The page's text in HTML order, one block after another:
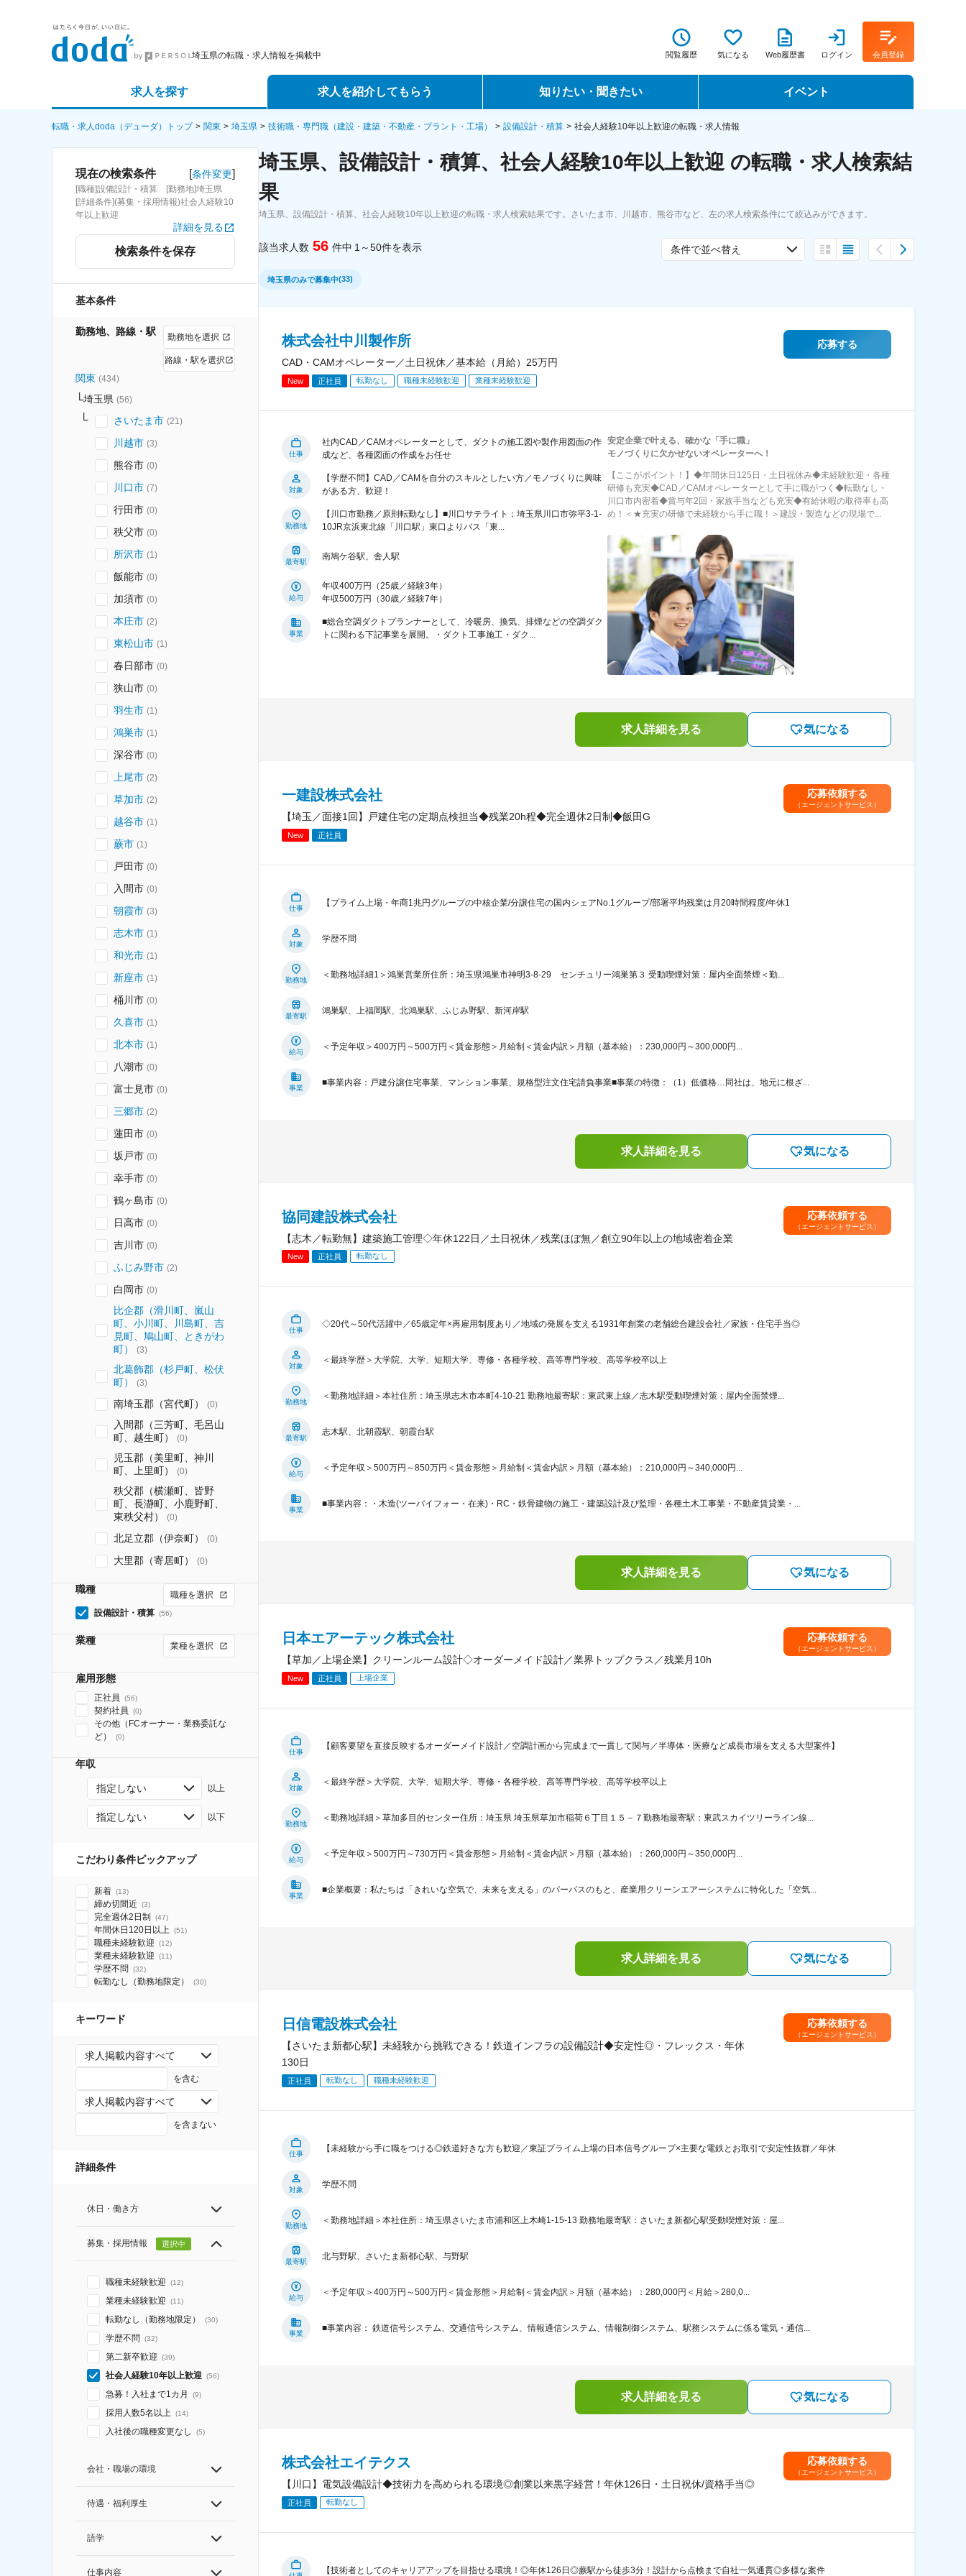
埼玉県の転職・求人情報を掲載中 閲覧履歴 気になる Web履歴書 ログイン 会員登録
求人を探す
詳細条件から探す
求人特集から探す
求人を紹介してもらう
エージェントサービス
スカウトサービス
知りたい・聞きたい
転職ノウハウ
データで見る転職
イベント
転職イベント・転職セミナー
転職フェア
転職・求人doda（デューダ）トップ 関東 埼玉県 技術職・専門職（建設・建築・不動産・プラント・工場） 設備設計・積算 社会人経験10年以上歓迎の転職・求人情報
現在の検索条件 [条件変更]
[職種]設備設計・積算 [勤務地]埼玉県
[詳細条件](募集・採用情報)社会人経験10
年以上歓迎
詳細を見る
検索条件を保存
基本条件
勤務地、路線・駅 勤務地を選択
路線・駅を選択
関東 (434)
埼玉県 (56)
さいたま市 (21 )
川越市 (3)
熊谷市 (0)
川口市 (7)
行田市 (0)
秩父市 (0)
所沢市 (1 )
飯能市 (0)
加須市 (0)
本庄市 (2)
東松山市 (1 )
春日部市 (0)
狭山市 (0)
羽生市 (1 )
鴻巣市 (1 )
深谷市 (0)
上尾市 (2)
草加市 (2)
越谷市 (1 )
蕨市 (1 )
戸田市 (0)
入間市 (0)
朝霞市 (3)
志木市 (1 )
和光市 (1 )
新座市 (1 )
桶川市 (0)
久喜市 (1 )
北本市 (1 )
八潮市 (0)
富士見市 (0)
三郷市 (2)
蓮田市 (0)
坂戸市 (0)
幸手市 (0)
鶴ヶ島市 (0)
日高市 (0)
吉川市 (0)
ふじみ野市 (2)
白岡市 (0)
比企郡（滑川町、嵐山
町、小川町、川島町、吉
見町、鳩山町、ときがわ
町）
(3)
北葛飾郡（杉戸町、松伏
町）
(3)
南埼玉郡（宮代町） (0)
入間郡（三芳町、毛呂山
町、越生町）
(0)
児玉郡（美里町、神川
町、上里町）
(0)
秩父郡（横瀬町、皆野
町、長瀞町、小鹿野町、
東秩父村）
(0)
北足立郡（伊奈町） (0)
大里郡（寄居町） (0)
職種
職種を選択
設備設計・積算 (56)
業種 業種を選択
雇用形態
正社員 (56)
契約社員 (0)
その他（FCオーナー・業務委託な
ど）
(0)
年収
指定しない 以上
指定しない 以下
こだわり条件ピックアップ
新着 (13)
締め切間近 (3)
完全週休2日制 (47)
年間休日120日以上 (51)
職種未経験歓迎 (12)
業種未経験歓迎 (11)
学歴不問 (32)
転勤なし（勤務地限定） (30)
キーワード
求人掲載内容すべて
を含む
求人掲載内容すべて
を含まない
詳細条件
休日・働き方
募集・採用情報 選択中
職種未経験歓迎 (12)
業種未経験歓迎 (11)
転勤なし（勤務地限定） (30)
学歴不問 (32)
第二新卒歓迎 (39)
社会人経験10年以上歓迎 (56)
急募！入社まで1カ月 (9)
採用人数5名以上 (14)
入社後の職種変更なし (5)
会社・職場の環境
待遇・福利厚生
語学
仕事内容
埼玉県、設備設計・積算、社会人経験10年以上歓迎 の転職・求人検索結
果
埼玉県、設備設計・積算、社会人経験10年以上歓迎の転職・求人検索結果です。さいたま市、川越市、熊谷市など、左の求人検索条件にて絞込みができます。
該当求人数 56 件中 1～50件を表示 条件で並べ替え
埼玉県のみで募集中(33)
株式会社中川製作所
CAD・CAMオペレーター／土日祝休／基本給（月給）25万円
New 正社員 転勤なし 職種未経験歓迎 業種未経験歓迎
応募する
仕事
社内CAD／CAMオペレーターとして、ダクトの施工図や製作用図面の作
成など、各種図面の作成をお任せ
対象
【学歴不問】CAD／CAMを自分のスキルとしたい方／モノづくりに興味
がある方、歓迎！
勤務地
【川口市勤務／原則転勤なし】■川口サテライト：埼玉県川口市弥平3-1-
10JR京浜東北線「川口駅」東口よりバス「東...
最寄駅
南鳩ケ谷駅、舎人駅
給与
年収400万円（25歳／経験3年）
年収500万円（30歳／経験7年）
事業
■総合空調ダクトプランナーとして、冷暖房、換気、排煙などの空調ダク
トに関わる下記事業を展開。・ダクト工事施工・ダク...
安定企業で叶える、確かな「手に職」
モノづくりに欠かせないオペレーターへ！
【ここがポイント！】◆年間休日125日・土日祝休み◆未経験歓迎・各種
研修も充実◆CAD／CAMオペレーターとして手に職がつく◆転勤なし・
川口市内密着◆賞与年2回・家族手当なども充実◆有給休暇の取得率も高
め！＜★充実の研修で未経験から手に職！＞建設・製造などの現場で...
求人詳細を見る 気になる
一建設株式会社
【埼玉／面接1回】戸建住宅の定期点検担当◆残業20h程◆完全週休2日制◆飯田G
New 正社員
応募依頼する
（エージェントサービス）
仕事
【プライム上場・年商1兆円グループの中核企業/分譲住宅の国内シェアNo.1グループ/部署平均残業は月20時間程度/年休1
対象
学歴不問
勤務地
＜勤務地詳細1＞鴻巣営業所住所：埼玉県鴻巣市神明3-8-29 センチュリー鴻巣第３ 受動喫煙対策：屋内全面禁煙＜勤...
最寄駅
鴻巣駅、上福岡駅、北鴻巣駅、ふじみ野駅、新河岸駅
給与
＜予定年収＞400万円～500万円＜賃金形態＞月給制＜賃金内訳＞月額（基本給）：230,000円～300,000円...
事業
■事業内容：戸建分譲住宅事業、マンション事業、規格型注文住宅請負事業■事業の特徴：（1）低価格…同社は、地元に根ざ...
求人詳細を見る 気になる
協同建設株式会社
【志木／転勤無】建築施工管理◇年休122日／土日祝休／残業ほぼ無／創立90年以上の地域密着企業
New 正社員 転勤なし
応募依頼する
（エージェントサービス）
仕事
◇20代～50代活躍中／65歳定年×再雇用制度あり／地域の発展を支える1931年創業の老舗総合建設会社／家族・住宅手当◎
対象
＜最終学歴＞大学院、大学、短期大学、専修・各種学校、高等専門学校、高等学校卒以上
勤務地
＜勤務地詳細＞本社住所：埼玉県志木市本町4-10-21 勤務地最寄駅：東武東上線／志木駅受動喫煙対策：屋内全面禁煙...
最寄駅
志木駅、北朝霞駅、朝霞台駅
給与
＜予定年収＞500万円～850万円＜賃金形態＞月給制＜賃金内訳＞月額（基本給）：210,000円～340,000円...
事業
■事業内容：・木造(ツーバイフォー・在来)・RC・鉄骨建物の施工・建築設計及び監理・各種土木工事業・不動産賃貸業・...
求人詳細を見る 気になる
日本エアーテック株式会社
【草加／上場企業】クリーンルーム設計◇オーダーメイド設計／業界トップクラス／残業月10h
New 正社員 上場企業
応募依頼する
（エージェントサービス）
仕事
【顧客要望を直接反映するオーダーメイド設計／空調計画から完成まで一貫して関与／半導体・医療など成長市場を支える大型案件】
対象
＜最終学歴＞大学院、大学、短期大学、専修・各種学校、高等専門学校、高等学校卒以上
勤務地
＜勤務地詳細＞草加多目的センター住所：埼玉県 埼玉県草加市稲荷６丁目１５－７勤務地最寄駅：東武スカイツリーライン線...
給与
＜予定年収＞500万円～730万円＜賃金形態＞月給制＜賃金内訳＞月額（基本給）：260,000円～350,000円...
事業
■企業概要：私たちは「きれいな空気で、未来を支える」のパーパスのもと、産業用クリーンエアーシステムに特化した「空気...
求人詳細を見る 気になる
日信電設株式会社
【さいたま新都心駅】未経験から挑戦できる！鉄道インフラの設備設計◆安定性◎・フレックス・年休
130日
正社員 転勤なし 職種未経験歓迎
応募依頼する
（エージェントサービス）
仕事
【未経験から手に職をつける◎鉄道好きな方も歓迎／東証プライム上場の日本信号グループ×主要な電鉄とお取引で安定性抜群／年休
対象
学歴不問
勤務地
＜勤務地詳細＞本社住所：埼玉県さいたま市浦和区上木崎1-15-13 勤務地最寄駅：さいたま新都心駅受動喫煙対策：屋...
最寄駅
北与野駅、さいたま新都心駅、与野駅
給与
＜予定年収＞400万円～500万円＜賃金形態＞月給制＜賃金内訳＞月額（基本給）：280,000円＜月給＞280,0...
事業
■事業内容： 鉄道信号システム、交通信号システム、情報通信システム、情報制御システム、駅務システムに係る電気・通信...
求人詳細を見る 気になる
株式会社エイテクス
【川口】電気設備設計◆技術力を高められる環境◎創業以来黒字経営！年休126日・土日祝休/資格手当◎
正社員 転勤なし
応募依頼する
（エージェントサービス）
【技術者としてのキャリアアップを目指せる環境！◎年休126日◎蕨駅から徒歩3分！設計から点検まで自社一気通貫◎多様な案件